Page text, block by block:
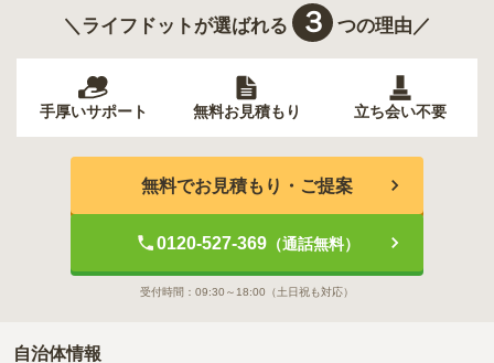
＼ライフドットが選ばれる ３ つの理由／
手厚いサポート 無料お見積もり 立ち会い不要
無料でお見積もり・ご提案
0120-527-369（通話無料）
受付時間： 09:30～18:00 （土日祝も対応）
自治体情報